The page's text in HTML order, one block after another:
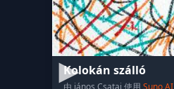
Kolokán szálló
由 jános Csatai 使用 Suno AI